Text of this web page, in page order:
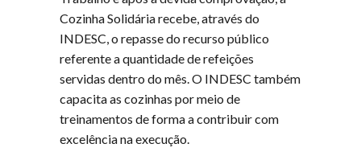
Cozinha Solidária recebe, através do
INDESC, o repasse do recurso público
referente a quantidade de refeições
servidas dentro do mês. O INDESC também
capacita as cozinhas por meio de
treinamentos de forma a contribuir com
excelência na execução.